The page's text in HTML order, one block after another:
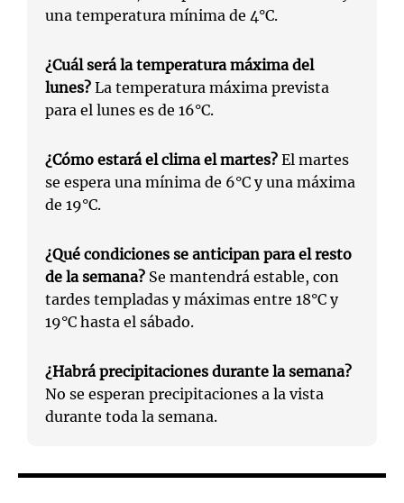
una temperatura mínima de 4°C.
¿Cuál será la temperatura máxima del
lunes? La temperatura máxima prevista
para el lunes es de 16°C.
¿Cómo estará el clima el martes? El martes
se espera una mínima de 6°C y una máxima
de 19°C.
¿Qué condiciones se anticipan para el resto
de la semana? Se mantendrá estable, con
tardes templadas y máximas entre 18°C y
19°C hasta el sábado.
¿Habrá precipitaciones durante la semana?
No se esperan precipitaciones a la vista
durante toda la semana.